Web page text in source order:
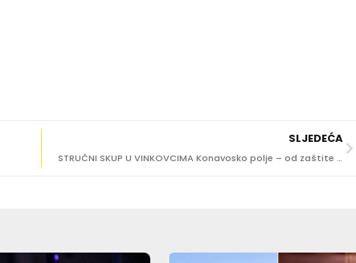
SLJEDEĆA
STRUČNI SKUP U VINKOVCIMA Konavosko polje – od zaštite od poplava do strateškog razvoja poljoprivrede